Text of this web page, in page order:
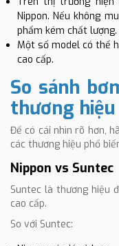
Nippon. Nếu không
phẩm kém chất lượng.
Một số model có thể
cao cấp.
So sánh
thương hiệu
Để có cái nhìn rõ hơn,
các thương hiệu phổ
Nippon vs Suntec
Suntec là thương hiệu
cao cấp.
So với Suntec: